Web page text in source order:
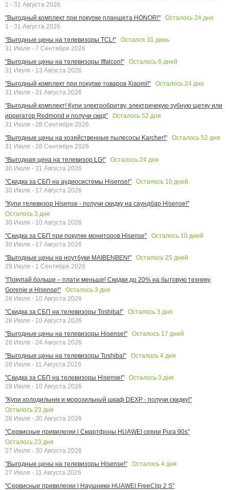
1 - 31 Августа 2026
"Выгодный комплект при покупке планшета HONOR!"
Осталось 24 дня
1 - 31 Августа 2026
"Выгодные цены на телевизоры TCL!"
Остался 31 день
31 Июля - 7 Сентября 2026
"Выгодные цены на телевизоры Iffalcon!"
Осталось 6 дней
31 Июля - 13 Августа 2026
"Выгодный комплект при покупке товаров Xiaomi!"
Осталось 24 дня
31 Июля - 31 Августа 2026
"Выгодный комплект! Купи электробритву, электричекую зубную щетку или
ирригатор Redmond и получи скид"
Осталось 52 дня
31 Июля - 28 Сентября 2026
"Выгодные цены на хозяйственные пылесосы Karcher!"
Осталось 52 дня
31 Июля - 28 Сентября 2026
"Выгодная цена на телевизор LG!"
Осталось 24 дня
30 Июля - 31 Августа 2026
"Скидка за СБП на аудиосистемы Hisense!"
Осталось 10 дней
30 Июля - 17 Августа 2026
"Купи телевизор Hisense - получи скидку на саундбар Hisense!"
Осталось 3 дня
30 Июля - 10 Августа 2026
"Скидка за СБП при покупке мониторов Hisense"
Осталось 10 дней
30 Июля - 17 Августа 2026
"Выгодные цены на ноутбуки MAIBENBEN!"
Осталось 25 дней
29 Июля - 1 Сентября 2026
"Покупай больше – плати меньше! Скидки до 20% на бытовую технику
Gorenje и Hisense!"
Осталось 3 дня
28 Июля - 10 Августа 2026
"Скидка за СБП на телевизоры Toshiba!"
Осталось 3 дня
28 Июля - 10 Августа 2026
"Выгодные цены на телевизоры Hisense!"
Осталось 17 дней
28 Июля - 24 Августа 2026
"Выгодные цены на телевизоры Toshiba!"
Осталось 4 дня
28 Июля - 11 Августа 2026
"Скидка за СБП на телевизоры Hisense!"
Осталось 3 дня
28 Июля - 10 Августа 2026
"Купи холодильник и морозильный шкаф DEXP - получи скидку!"
Осталось 23 дня
28 Июля - 30 Августа 2026
"Сервисные привилегии | Смартфоны HUAWEI серии Pura 90s"
Осталось 23 дня
27 Июля - 30 Августа 2026
"Выгодные цены на телевизоры Hisense!"
Осталось 4 дня
27 Июля - 11 Августа 2026
"Сервисные привилегии | Наушники HUAWEI FreeClip 2 S"